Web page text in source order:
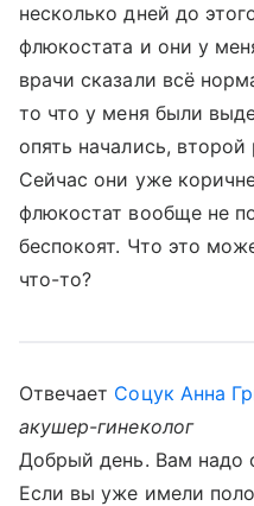
несколько дней до
флюкостата и они у
врачи сказали всё
то что у меня были
опять начались,
Сейчас они уже
флюкостат вообще не
беспокоят. Что это
что-то?
Отвечает Соцук Анна
акушер-гинеколог
Добрый день. Вам надо
Если вы уже имели